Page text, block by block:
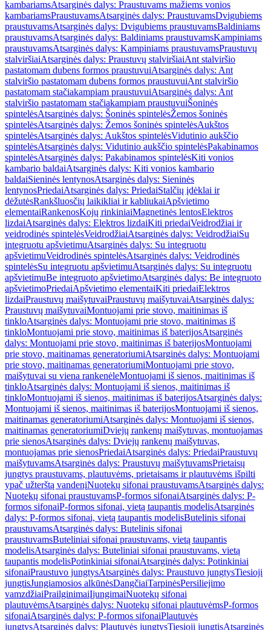
kambariamsAtsarginės dalys: Praustuvams mažiems vonios
kambariamsPraustuvamsAtsarginės dalys: PraustuvamsDvigubiems
praustuvamsAtsarginės dalys: Dvigubiems praustuvamsBaldiniams
praustuvamsAtsarginės dalys: Baldiniams praustuvamsKampiniams
praustuvamsAtsarginės dalys: Kampiniams praustuvamsPraustuvų
stalviršiaiAtsarginės dalys: Praustuvų stalviršiaiAnt stalviršio
pastatomam dubens formos praustuvuiAtsarginės dalys: Ant
stalviršio pastatomam dubens formos praustuvuiAnt stalviršio
pastatomam stačiakampiam praustuvuiAtsarginės dalys: Ant
stalviršio pastatomam stačiakampiam praustuvuiŠoninės
spintelėsAtsarginės dalys: Šoninės spintelėsŽemos šoninės
spintelėsAtsarginės dalys: Žemos šoninės spintelėsAukštos
spintelėsAtsarginės dalys: Aukštos spintelėsVidutinio aukščio
spintelėsAtsarginės dalys: Vidutinio aukščio spintelėsPakabinamos
spintelėsAtsarginės dalys: Pakabinamos spintelėsKiti vonios
kambario baldaiAtsarginės dalys: Kiti vonios kambario
baldaiSieninės lentynosAtsarginės dalys: Sieninės
lentynosPriedaiAtsarginės dalys: PriedaiStalčių įdėklai ir
dėžutėsRankšluosčių laikikliai ir kabliukaiApšvietimo
elementaiRankenosKojų rinkiniaiMagnetinės lentosElektros
lizdaiAtsarginės dalys: Elektros lizdaiKiti priedaiVeidrodžiai ir
veidrodinės spintelėsVeidrodžiaiAtsarginės dalys: VeidrodžiaiSu
integruotu apšvietimuAtsarginės dalys: Su integruotu
apšvietimuVeidrodinės spintelėsAtsarginės dalys: Veidrodinės
spintelėsSu integruotu apšvietimuAtsarginės dalys: Su integruotu
apšvietimuBe integruoto apšvietimoAtsarginės dalys: Be integruoto
apšvietimoPriedaiApšvietimo elementaiKiti priedaiElektros
lizdaiPraustuvų maišytuvaiPraustuvų maišytuvaiAtsarginės dalys:
Praustuvų maišytuvaiMontuojami prie stovo, maitinimas iš
tinkloAtsarginės dalys: Montuojami prie stovo, maitinimas iš
tinkloMontuojami prie stovo, maitinimas iš baterijosAtsarginės
dalys: Montuojami prie stovo, maitinimas iš baterijosMontuojami
prie stovo, maitinamas generatoriumiAtsarginės dalys: Montuojami
prie stovo, maitinamas generatoriumiMontuojami prie stovo,
maišytuvai su viena rankenėleMontuojami iš sienos, maitinimas iš
tinkloAtsarginės dalys: Montuojami iš sienos, maitinimas iš
tinkloMontuojami iš sienos, maitinimas iš baterijosAtsarginės dalys:
Montuojami iš sienos, maitinimas iš baterijosMontuojami iš sienos,
maitinamas generatoriumiAtsarginės dalys: Montuojami iš sienos,
maitinamas generatoriumiDviejų rankenų maišytuvas, montuojamas
prie sienosAtsarginės dalys: Dviejų rankenų maišytuvas,
montuojamas prie sienosPriedaiAtsarginės dalys: PriedaiPraustuvų
maišytuvamsAtsarginės dalys: Praustuvų maišytuvamsPrietaisų
jungtys praustuvams, plautuvėms, prietaisams ir plautuvėms išpilti
ypač užterštą vandenįNuotekų sifonai praustuvamsAtsarginės dalys:
Nuotekų sifonai praustuvamsP-formos sifonaiAtsarginės dalys: P-
formos sifonaiP-formos sifonai, vietą taupantis modelisAtsarginės
dalys: P-formos sifonai, vietą taupantis modelisButelinis sifonai
praustuvamsAtsarginės dalys: Butelinis sifonai
praustuvamsButeliniai sifonai praustuvams, vietą taupantis
modelisAtsarginės dalys: Buteliniai sifonai praustuvams, vietą
taupantis modelisPotinkiniai sifonaiAtsarginės dalys: Potinkiniai
sifonaiPraustuvo jungtysAtsarginės dalys: Praustuvo jungtysTiesioji
jungtisJungiamosios alkūnėsDangčiaiTarpinėsPersiliejimo
vamzdžiaiPrailginimaiĮjungimaiNuotekų sifonai
plautuvėmsAtsarginės dalys: Nuotekų sifonai plautuvėmsP-formos
sifonaiAtsarginės dalys: P-formos sifonaiPlautuvės
jungtysAtsarginės dalys: Plautuvės jungtysTiesioji jungtisAtsarginės